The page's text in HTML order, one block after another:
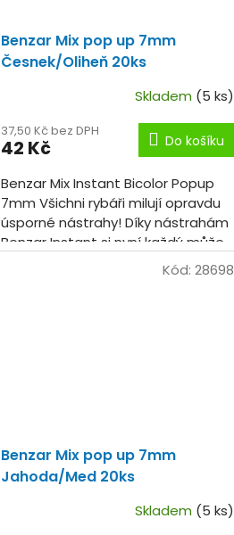
Benzar Mix pop up 7mm
Česnek/Oliheň 20ks
Skladem (5 ks)
37,50 Kč bez DPH
42 Kč Do košíku
Benzar Mix Instant Bicolor Popup
7mm Všichni rybáři milují opravdu
úsporné nástrahy! Díky nástrahám
Benzar Instant si nyní každý může
vyzkoušet několik příchutí, barev
Benzar Mix pop up 7mm
Jahoda/Med 20ks
Skladem (5 ks)
Kód: 28698